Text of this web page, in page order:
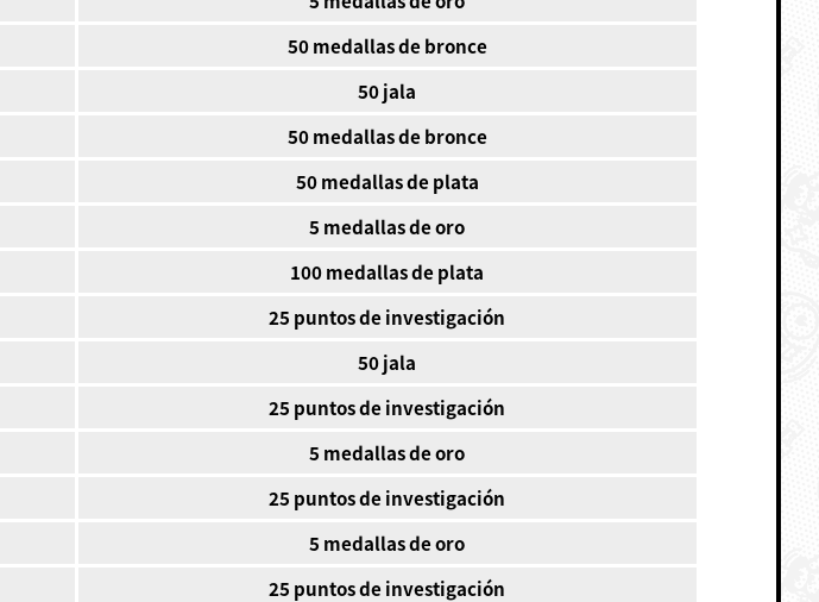
50 medallas de bronce
50 jala
50 medallas de bronce
50 medallas de plata
5 medallas de oro
100 medallas de plata
25 puntos de investigación
50 jala
25 puntos de investigación
5 medallas de oro
25 puntos de investigación
5 medallas de oro
25 puntos de investigación